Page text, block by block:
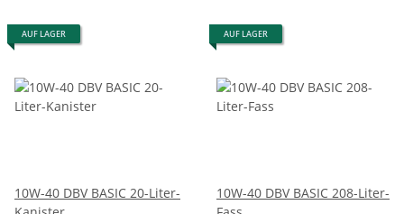
AUF LAGER
10W-40 DBV BASIC 20-Liter-
AUF LAGER
10W-40 DBV BASIC 208-Liter-